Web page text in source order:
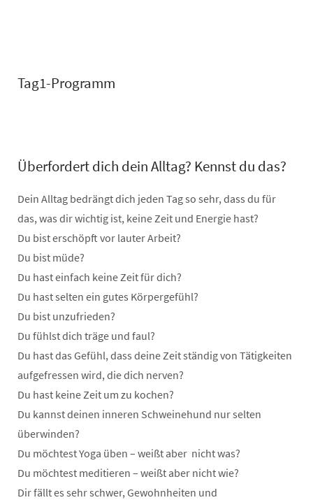
Tag1-Programm
Überfordert dich dein Alltag? Kennst du das?
Dein Alltag bedrängt dich jeden Tag so sehr, dass du für
das, was dir wichtig ist, keine Zeit und Energie hast?
Du bist erschöpft vor lauter Arbeit?
Du bist müde?
Du hast einfach keine Zeit für dich?
Du hast selten ein gutes Körpergefühl?
Du bist unzufrieden?
Du fühlst dich träge und faul?
Du hast das Gefühl, dass deine Zeit ständig von Tätigkeiten
aufgefressen wird, die dich nerven?
Du hast keine Zeit um zu kochen?
Du kannst deinen inneren Schweinehund nur selten
überwinden?
Du möchtest Yoga üben – weißt aber nicht was?
Du möchtest meditieren – weißt aber nicht wie?
Dir fällt es sehr schwer, Gewohnheiten und